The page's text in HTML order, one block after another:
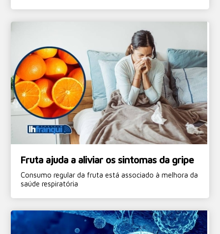
Fruta ajuda a aliviar os sintomas da gripe
Consumo regular da fruta está associado à melhora da
saúde respiratória